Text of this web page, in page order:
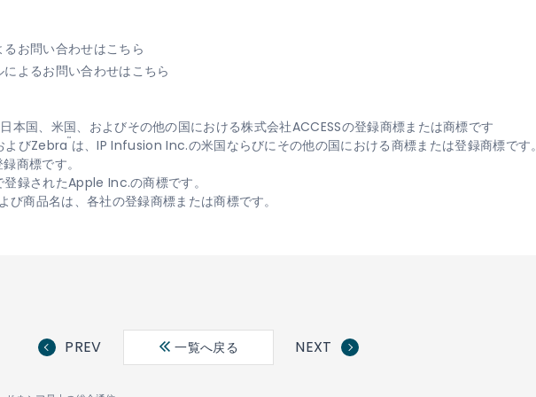
お問い合わせはこちら
よるお問い合わせはこちら
本国、米国、およびその他の国における株式会社ACCESSの登録商標または商標です
よびZebra ™ は、IP Infusion Inc.の米国ならびにその他の国における商標または登録商標です。
商標です。
録されたApple Inc.の商標です。
商品名は、各社の登録商標または商標です。
PREV 一覧へ戻る NEXT